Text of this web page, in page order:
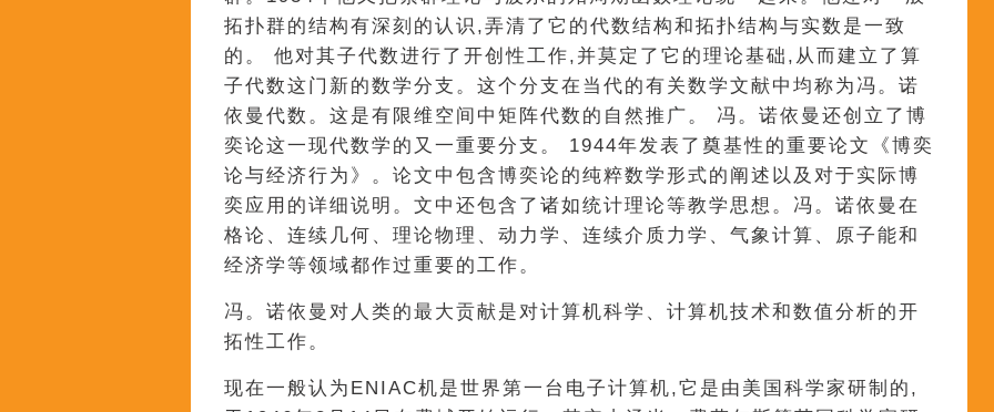
拓扑群的结构有深刻的认识,弄清了它的代数结构和拓扑结构与实数是一致
的。 他对其子代数进行了开创性工作,并莫定了它的理论基础,从而建立了算
子代数这门新的数学分支。这个分支在当代的有关数学文献中均称为冯。诺
依曼代数。这是有限维空间中矩阵代数的自然推广。 冯。诺依曼还创立了博
奕论这一现代数学的又一重要分支。 1944年发表了奠基性的重要论文《博奕
论与经济行为》。论文中包含博奕论的纯粹数学形式的阐述以及对于实际博
奕应用的详细说明。文中还包含了诸如统计理论等教学思想。冯。诺依曼在
格论、连续几何、理论物理、动力学、连续介质力学、气象计算、原子能和
经济学等领域都作过重要的工作。
冯。诺依曼对人类的最大贡献是对计算机科学、计算机技术和数值分析的开
拓性工作。
现在一般认为ENIAC机是世界第一台电子计算机,它是由美国科学家研制的,